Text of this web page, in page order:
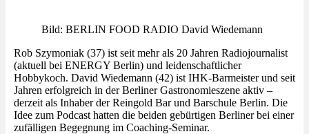
Bild: BERLIN FOOD RADIO David Wiedemann
Rob Szymoniak (37) ist seit mehr als 20 Jahren Radiojournalist
(aktuell bei ENERGY Berlin) und leidenschaftlicher
Hobbykoch. David Wiedemann (42) ist IHK-Barmeister und seit
Jahren erfolgreich in der Berliner Gastronomieszene aktiv –
derzeit als Inhaber der Reingold Bar und Barschule Berlin. Die
Idee zum Podcast hatten die beiden gebürtigen Berliner bei einer
zufälligen Begegnung im Coaching-Seminar.